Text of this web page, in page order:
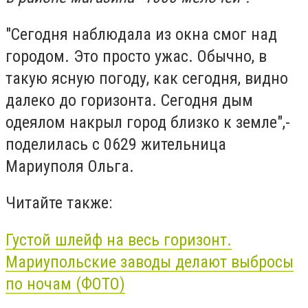
"Сегодня наблюдала из окна смог над
городом. Это просто ужас. Обычно, в
такую ясную погоду, как сегодня, видно
далеко до горизонта. Сегодня дым
одеялом накрыл город близко к земле",-
поделилась с 0629 жительница
Мариуполя Ольга.
Читайте также:
Густой шлейф на весь горизонт.
Мариупольские заводы делают выбросы
по ночам (ФОТО)